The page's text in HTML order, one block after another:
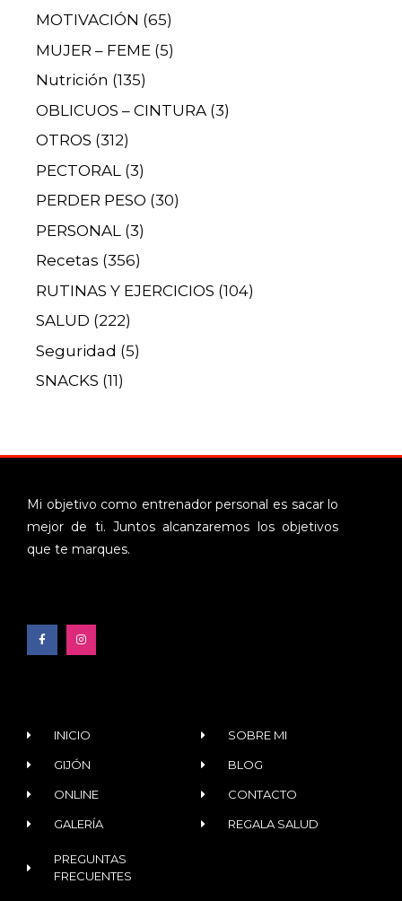
MOTIVACIÓN (65)
MUJER – FEME (5)
Nutrición (135)
OBLICUOS – CINTURA (3)
OTROS (312)
PECTORAL (3)
PERDER PESO (30)
PERSONAL (3)
Recetas (356)
RUTINAS Y EJERCICIOS (104)
SALUD (222)
Seguridad (5)
SNACKS (11)
Mi objetivo como entrenador personal es sacar lo
mejor de ti. Juntos alcanzaremos los objetivos
que te marques.
INICIO
GIJÓN
ONLINE
GALERÍA
PREGUNTAS
FRECUENTES
SOBRE MI
BLOG
CONTACTO
REGALA SALUD